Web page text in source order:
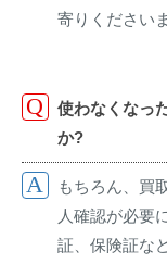
寄りください
使わなくなっ
か?
もちろん、買
人確認が必要
証、保険証な